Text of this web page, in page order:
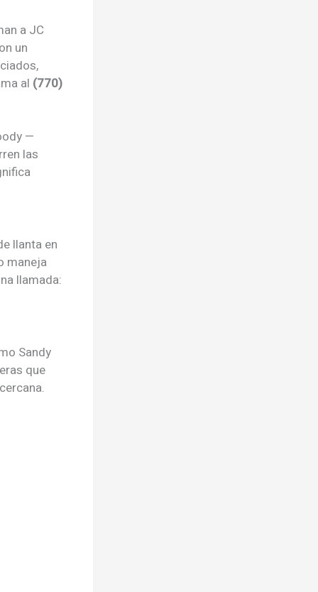
a JC
un
al (770)
—
las
llanta en
maneja
llamada:
Sandy
que